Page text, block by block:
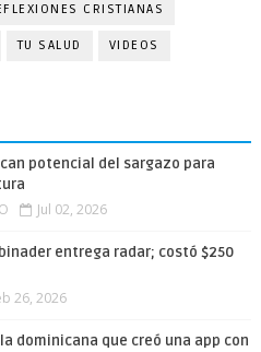
CRISTIANAS
TU SALUD VIDEOS
potencial del sargazo para
Jul 02, 2026
entrega radar; costó $250
26, 2026
dominicana que creó una app con